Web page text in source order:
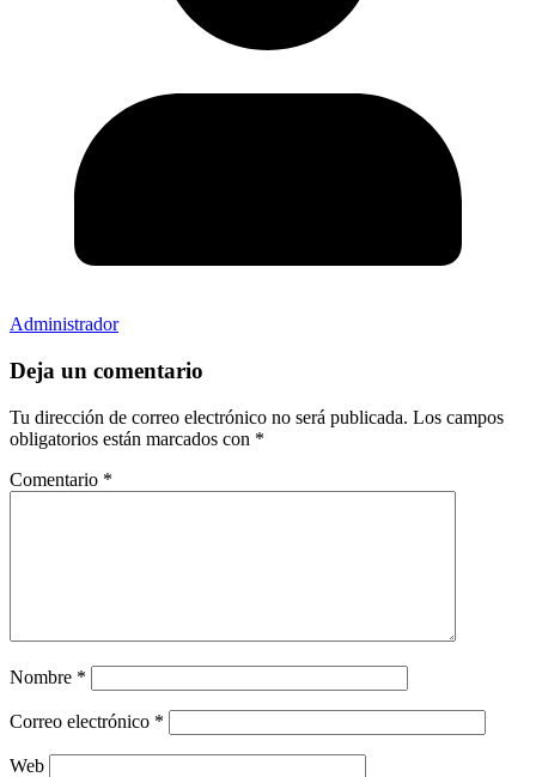
Administrador
Deja un comentario
Tu dirección de correo electrónico no será publicada. Los campos
obligatorios están marcados con *
Comentario *
Nombre *
Correo electrónico *
Web